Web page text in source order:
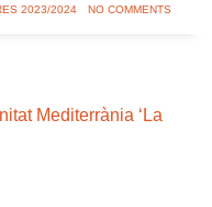
2023/2024 NO COMMENTS
Mediterrània ‘La